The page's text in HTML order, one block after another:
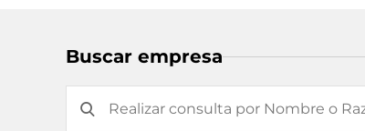
Buscar empresa